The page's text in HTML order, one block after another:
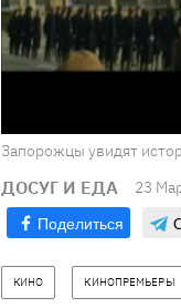
Запорожцы увидят
ДОСУГ И ЕДА 23
Поделиться
КИНО КИНОПРЕМЬЕРЫ